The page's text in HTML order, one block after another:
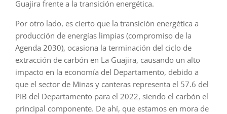
Guajira frente a la transición energética.
Por otro lado, es cierto que la transición energética a
producción de energías limpias (compromiso de la
Agenda 2030), ocasiona la terminación del ciclo de
extracción de carbón en La Guajira, causando un alto
impacto en la economía del Departamento, debido a
que el sector de Minas y canteras representa el 57.6 del
PIB del Departamento para el 2022, siendo el carbón el
principal componente. De ahí, que estamos en mora de